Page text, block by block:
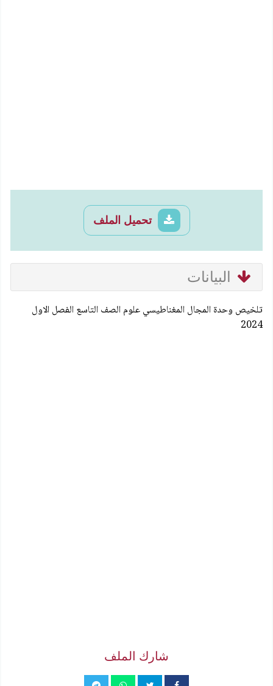
تحميل الملف
البيانات
تلخيص وحدة المجال المغناطيسي علوم الصف التاسع الفصل الاول
2024
شارك الملف